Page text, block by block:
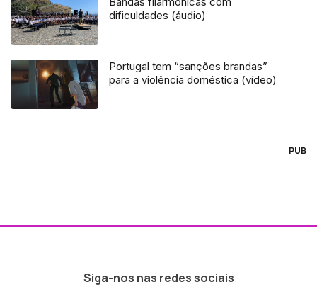
dificuldades (áudio)
Portugal tem “sanções brandas”
para a violência doméstica (vídeo)
PUB
Siga-nos nas redes sociais